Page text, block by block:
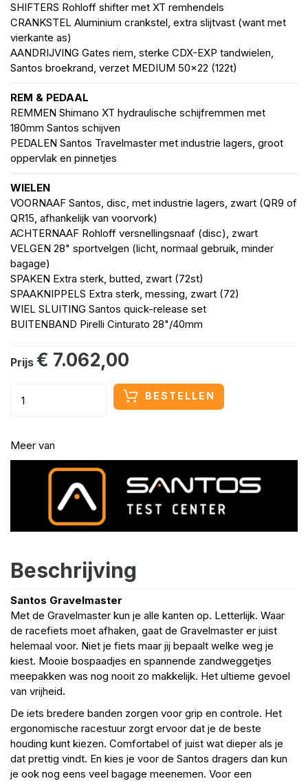
SHIFTERS Rohloff shifter met XT remhendels
CRANKSTEL Aluminium crankstel, extra slijtvast (want met
vierkante as)
AANDRIJVING Gates riem, sterke CDX-EXP tandwielen,
Santos broekrand, verzet MEDIUM 50x22 (122t)
REM & PEDAAL
REMMEN Shimano XT hydraulische schijfremmen met
180mm Santos schijven
PEDALEN Santos Travelmaster met industrie lagers, groot
oppervlak en pinnetjes
WIELEN
VOORNAAF Santos, disc, met industrie lagers, zwart (QR9 of
QR15, afhankelijk van voorvork)
ACHTERNAAF Rohloff versnellingsnaaf (disc), zwart
VELGEN 28" sportvelgen (licht, normaal gebruik, minder
bagage)
SPAKEN Extra sterk, butted, zwart (72st)
SPAAKNIPPELS Extra sterk, messing, zwart (72)
WIEL SLUITING Santos quick-release set
BUITENBAND Pirelli Cinturato 28"/40mm
Prijs € 7.062,00
BESTELLEN
Meer van
Beschrijving
Santos Gravelmaster
Met de Gravelmaster kun je alle kanten op. Letterlijk. Waar
de racefiets moet afhaken, gaat de Gravelmaster er juist
helemaal voor. Niet je fiets maar jij bepaalt welke weg je
kiest. Mooie bospaadjes en spannende zandweggetjes
meepakken was nog nooit zo makkelijk. Het ultieme gevoel
van vrijheid.
De iets bredere banden zorgen voor grip en controle. Het
ergonomische racestuur zorgt ervoor dat je de beste
houding kunt kiezen. Comfortabel of juist wat dieper als je
dat prettig vindt. En kies je voor de Santos dragers dan kun
je ook nog eens veel bagage meenemen. Voor een